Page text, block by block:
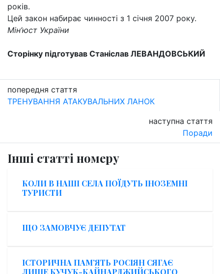
років.
Цей закон набирає чинності з 1 січня 2007 року.
Мін’юст України
Сторінку підготував Станіслав ЛЕВАНДОВСЬКИЙ
попередня стаття
ТРЕНУВАННЯ АТАКУВАЛЬНИХ ЛАНОК
наступна стаття
Поради
Інші статті номеру
КОЛИ В НАШІ СЕЛА ПОЇДУТЬ ІНОЗЕМНІ
ТУРИСТИ
ЩО ЗАМОВЧУЄ ДЕПУТАТ
ІСТОРИЧНА ПАМ’ЯТЬ РОСІЯН СЯГАЄ
ЛИШЕ КУЧУК-КАЙНАРДЖИЙСЬКОГО